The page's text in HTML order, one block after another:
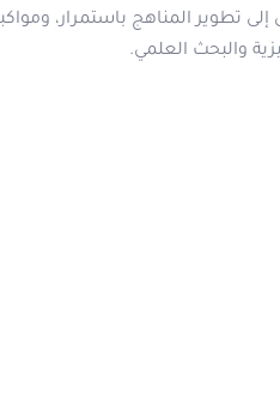
تطوير المناهج باستمرار،
والبحث العلمي.